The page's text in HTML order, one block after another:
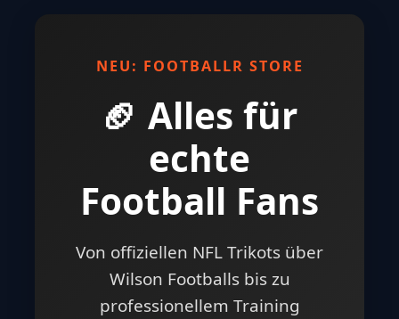
NEU: FOOTBALLR STORE
🏈 Alles für
echte
Football Fans
Von offiziellen NFL Trikots über
Wilson Footballs bis zu
professionellem Training